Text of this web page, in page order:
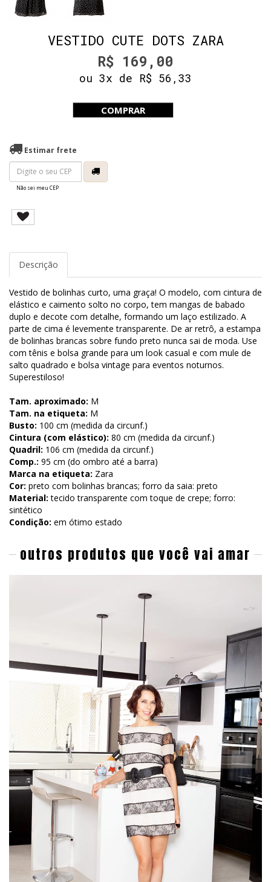
VESTIDO CUTE DOTS ZARA
R$ 169,00
ou 3x de R$ 56,33
COMPRAR
Estimar frete
Não sei meu CEP
Descrição
Vestido de bolinhas curto, uma graça! O modelo, com cintura de
elástico e caimento solto no corpo, tem mangas de babado
duplo e decote com detalhe, formando um laço estilizado. A
parte de cima é levemente transparente. De ar retrô, a estampa
de bolinhas brancas sobre fundo preto nunca sai de moda. Use
com tênis e bolsa grande para um look casual e com mule de
salto quadrado e bolsa vintage para eventos noturnos.
Superestiloso!
Tam. aproximado: M
Tam. na etiqueta: M
Busto: 100 cm (medida da circunf.)
Cintura (com elástico): 80 cm (medida da circunf.)
Quadril: 106 cm (medida da circunf.)
Comp.: 95 cm (do ombro até a barra)
Marca na etiqueta: Zara
Cor: preto com bolinhas brancas; forro da saia: preto
Material: tecido transparente com toque de crepe; forro:
sintético
Condição: em ótimo estado
outros produtos que você vai amar